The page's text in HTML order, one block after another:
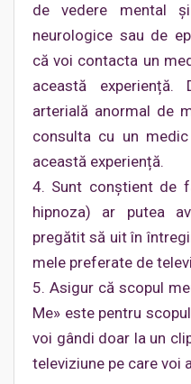
de vedere mental
neurologice sau de
că voi contacta un
această
arterială anormal de
consulta cu un
această experiență.
4. Sunt conștient de
hipnoza) ar putea
pregătit să uit în
mele preferate de
5. Asigur că scopul
Me» este pentru
voi gândi doar la un
televiziune pe care voi